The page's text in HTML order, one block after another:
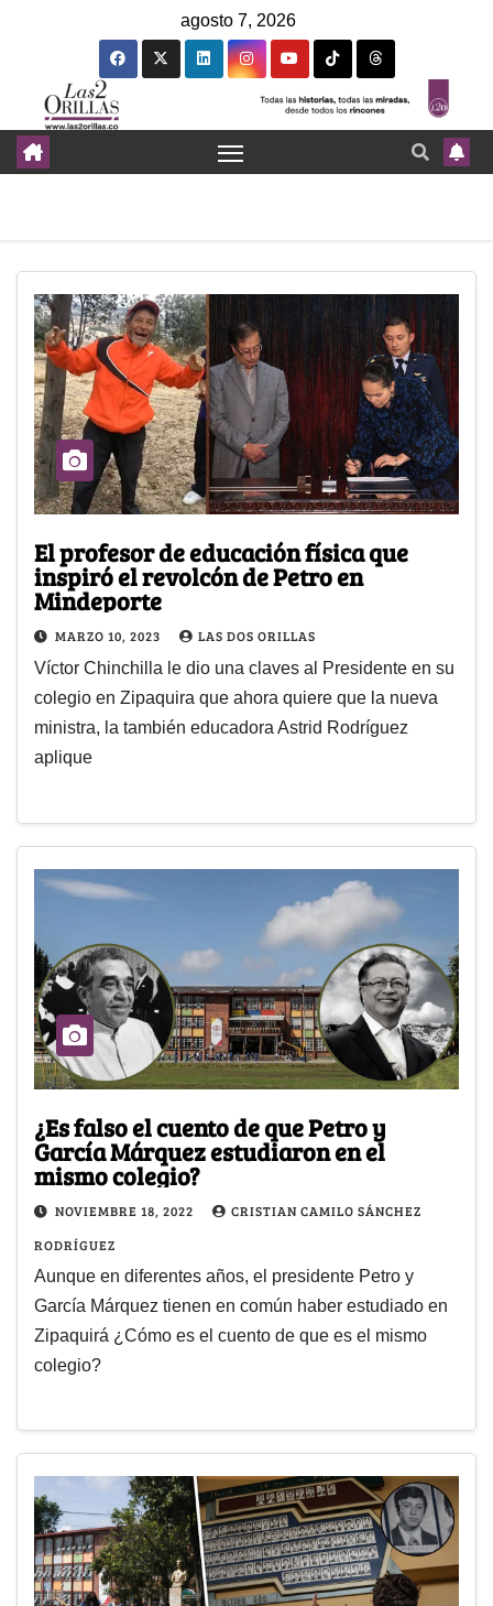
agosto 7, 2026
El profesor de educación física que
inspiró el revolcón de Petro en
Mindeporte
MARZO 10, 2023 LAS DOS ORILLAS
Víctor Chinchilla le dio una claves al Presidente en su
colegio en Zipaquira que ahora quiere que la nueva
ministra, la también educadora Astrid Rodríguez
aplique
¿Es falso el cuento de que Petro y
García Márquez estudiaron en el
mismo colegio?
NOVIEMBRE 18, 2022
CRISTIAN CAMILO SÁNCHEZ
RODRÍGUEZ
Aunque en diferentes años, el presidente Petro y
García Márquez tienen en común haber estudiado en
Zipaquirá ¿Cómo es el cuento de que es el mismo
colegio?